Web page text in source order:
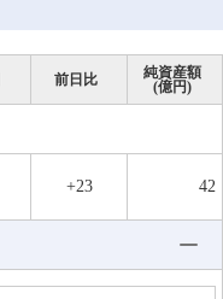
前日比
純資産額
(億円)
+23 42